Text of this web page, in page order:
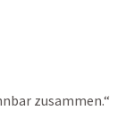
zusammen.“